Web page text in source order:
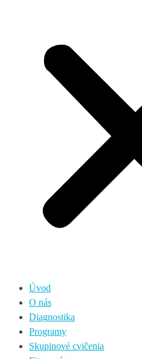
Úvod
O nás
Diagnostika
Programy
Skupinové cvičenia